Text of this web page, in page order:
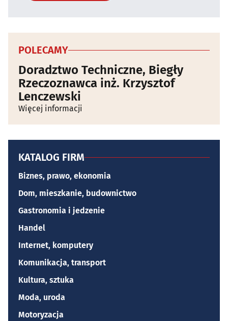
POLECAMY
Doradztwo Techniczne, Biegły
Rzeczoznawca inż. Krzysztof
Lenczewski
Więcej informacji
KATALOG FIRM
Biznes, prawo, ekonomia
Dom, mieszkanie, budownictwo
Gastronomia i jedzenie
Handel
Internet, komputery
Komunikacja, transport
Kultura, sztuka
Moda, uroda
Motoryzacja